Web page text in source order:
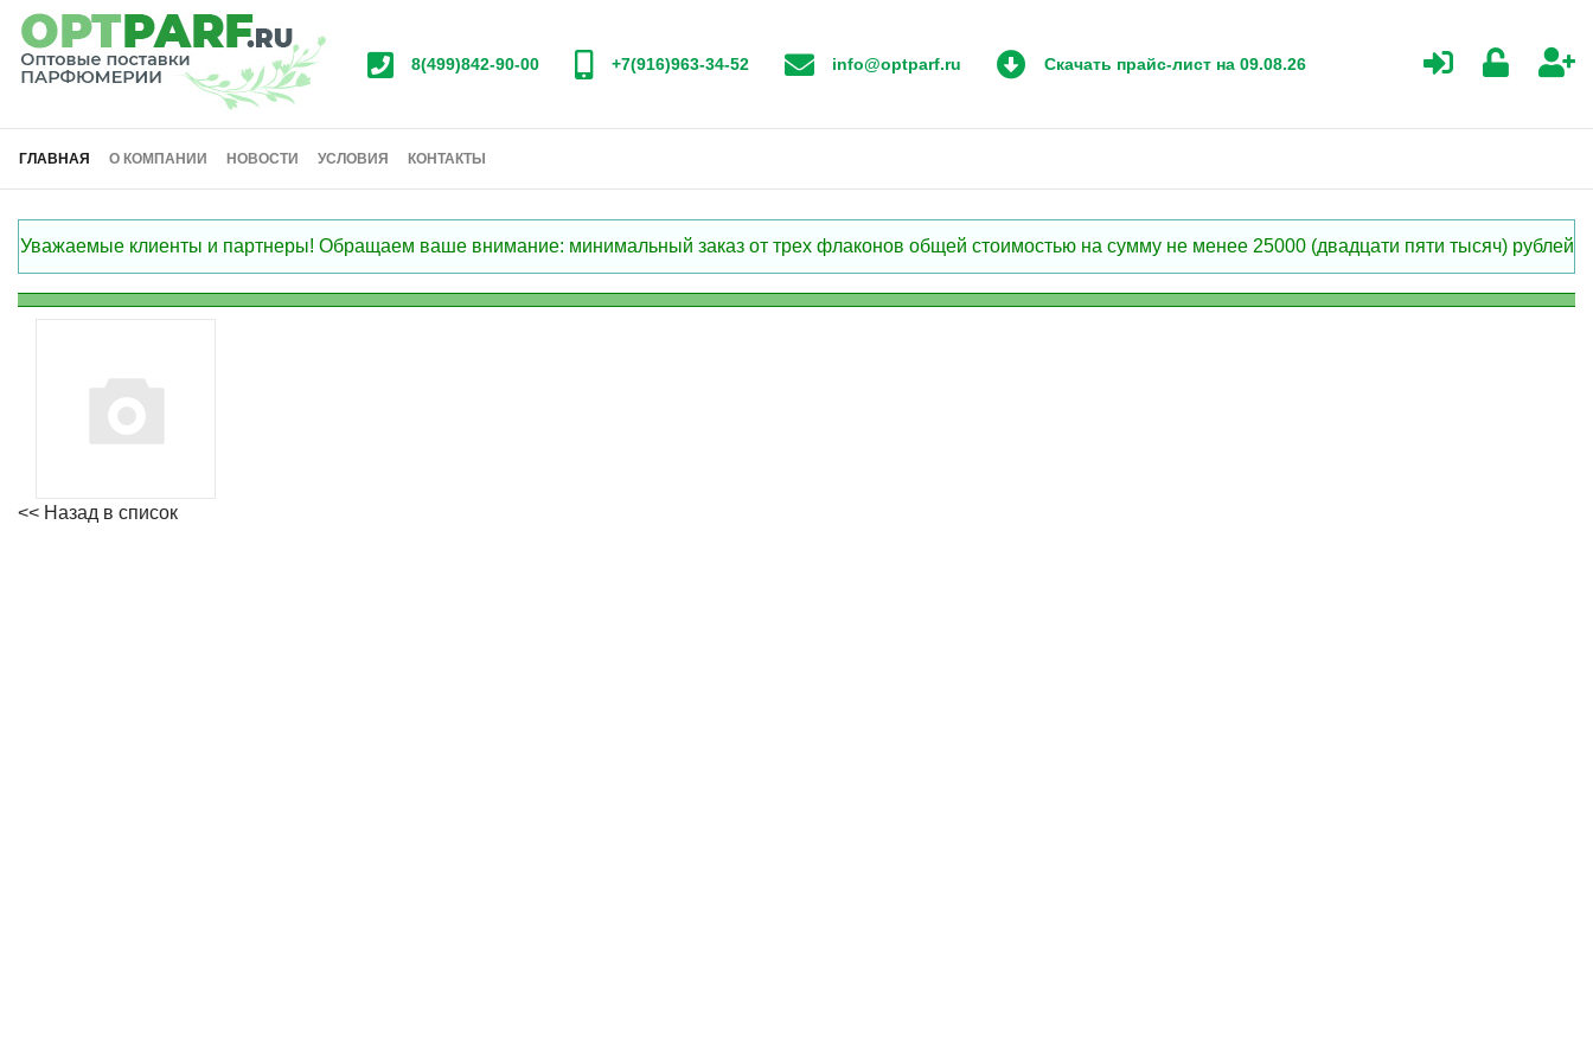
8(499)842-90-00 +7(916)963-34-52 info@optparf.ru Скачать прайс-лист на 09.08.26
ГЛАВНАЯ О КОМПАНИИ НОВОСТИ УСЛОВИЯ КОНТАКТЫ
Уважаемые клиенты и партнеры! Обращаем ваше внимание: минимальный заказ от трех флаконов общей стоимостью на сумму не менее 25000 (двадцати пяти тысяч) рублей
<< Назад в список